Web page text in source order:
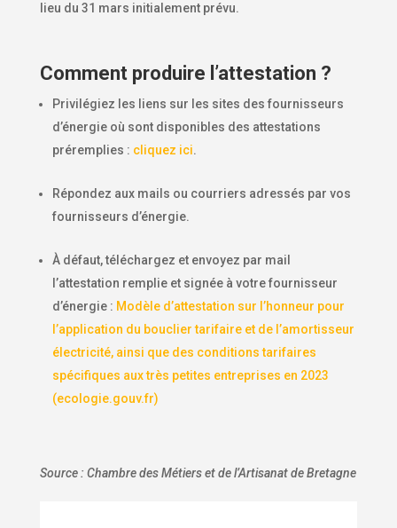
lieu du 31 mars initialement prévu.
Comment produire l’attestation ?
Privilégiez les liens sur les sites des fournisseurs
d’énergie où sont disponibles des attestations
préremplies : cliquez ici.
Répondez aux mails ou courriers adressés par vos
fournisseurs d’énergie.
À défaut, téléchargez et envoyez par mail
l’attestation remplie et signée à votre fournisseur
d’énergie : Modèle d’attestation sur l’honneur pour
l’application du bouclier tarifaire et de l’amortisseur
électricité, ainsi que des conditions tarifaires
spécifiques aux très petites entreprises en 2023
(ecologie.gouv.fr)
Source : Chambre des Métiers et de l’Artisanat de Bretagne